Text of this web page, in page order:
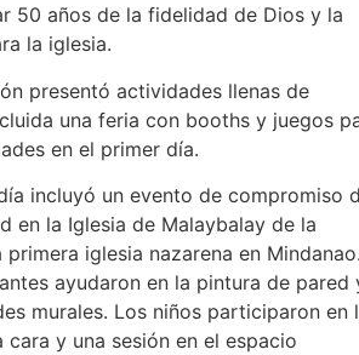
50 años de la fidelidad de Dios y la
la iglesia.
presentó actividades llenas de
una feria con booths y juegos
en el primer día.
incluyó un evento de compromiso
en la Iglesia de Malaybalay de la
primera iglesia nazarena en
ayudaron en la pintura de pared
murales. Los niños participaron en
cara y una sesión en el espacio